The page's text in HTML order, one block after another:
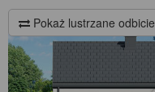
Pokaż lustrzane odbicie